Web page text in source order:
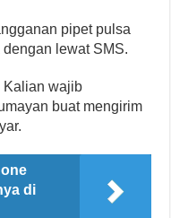
pipet pulsa
lewat SMS.
Kalian wajib
buat mengirim
di